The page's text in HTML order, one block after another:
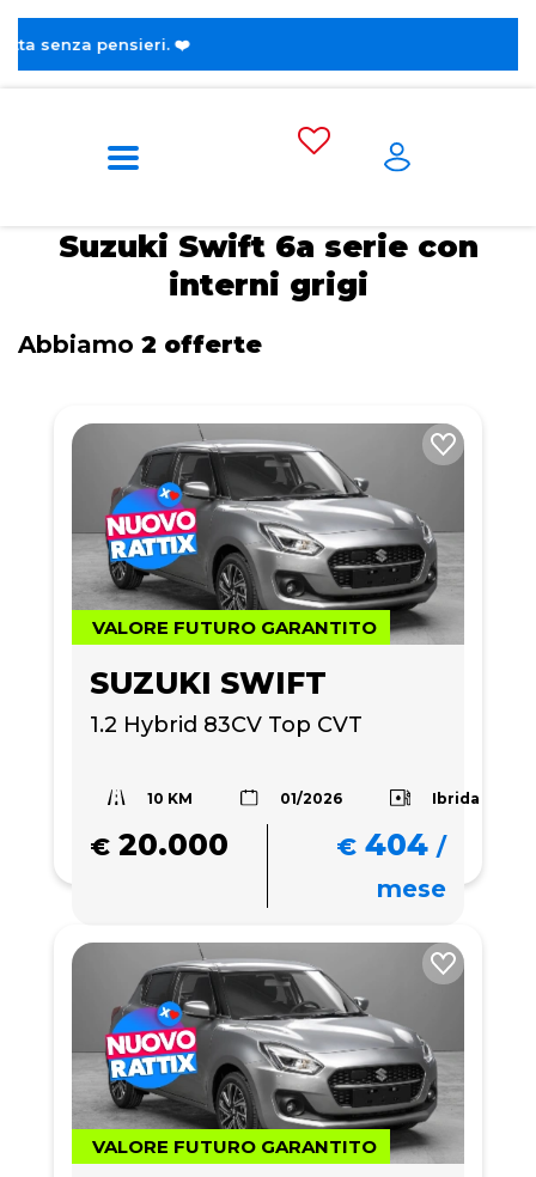
pensieri. ❤️
Home
Swift 6a serie
Suzuki Swift 6a serie con
interni grigi
Abbiamo 2 offerte
VALORE FUTURO GARANTITO
SUZUKI SWIFT
1.2 Hybrid 83CV Top CVT
10 KM 01/2026 Ibrida
€ 20.000 € 404 /
mese
VALORE FUTURO GARANTITO